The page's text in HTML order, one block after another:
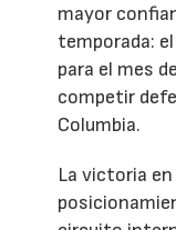
mayor
temporada:
para el mes
competir
Columbia.
La victoria